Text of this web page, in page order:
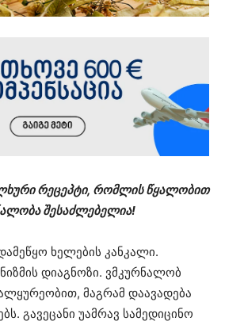
რეცეპტი, რომლის წყალობით
შესაძლებელია!
ხელების კანკალი.
დიაგნოზი. ვმკურნალობ
მაგრამ დაავადება
გავეცანი უამრავ სამედიცინო